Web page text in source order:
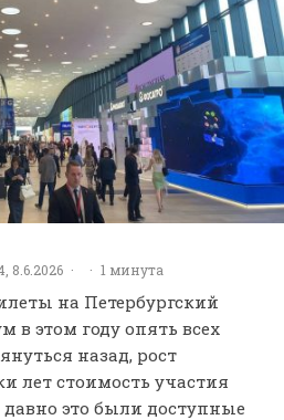
8.6.2026 · · 1 минута
на Петербургский
в этом году опять всех
назад, рост
лет стоимость участия
давно это были доступные